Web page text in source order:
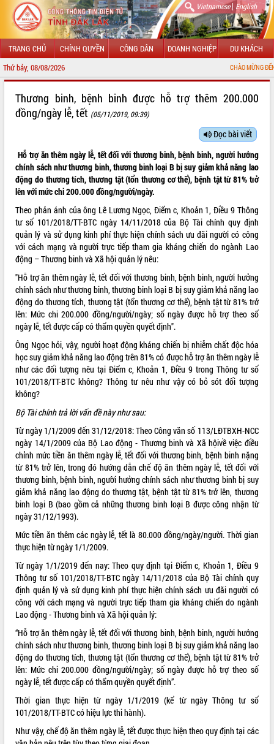
Vietnamese| English
TRANG CHỦ CHÍNH QUYỀN CÔNG DÂN DOANH NGHIỆP DU KHÁCH
Thứ bảy, 08/08/2026 CHÀO MỪNG ĐẾN VỚI
LÃNH ĐẠO UBND TỈNH
SỞ, BAN, NGÀNH
UBND CÁC XÃ, PHƯỜNG
THÔNG TIN CHỈ ĐẠO ĐIỀU HÀNH
HỆ THỐNG VĂN BẢN
VĂN BẢN HĐND TỈNH
ĐIỂM TIN VĂN BẢN
QUY HOẠCH - KẾ HOẠCH
QUẢNG CÁO
Thương binh, bệnh binh được hỗ trợ thêm 200.000
đồng/ngày lễ, tết (05/11/2019, 09:39)
Đọc bài viết
Hỗ trợ ăn thêm ngày lễ, tết đối với thương binh, bệnh binh, người hưởng
chính sách như thương binh, thương binh loại B bị suy giảm khả năng lao
động do thương tích, thương tật (tổn thương cơ thể), bệnh tật từ 81% trở
lên với mức chi 200.000 đồng/người/ngày.
Theo phản ánh của ông Lê Lương Ngọc, Điểm c, Khoản 1, Điều 9 Thông
tư số 101/2018/TT-BTC ngày 14/11/2018 của Bộ Tài chính quy định
quản lý và sử dụng kinh phí thực hiện chính sách ưu đãi người có công
với cách mạng và người trực tiếp tham gia kháng chiến do ngành Lao
động – Thương binh và Xã hội quản lý nêu:
"Hỗ trợ ăn thêm ngày lễ, tết đối với thương binh, bệnh binh, người hưởng
chính sách như thương binh, thương binh loại B bị suy giảm khả năng lao
động do thương tích, thương tật (tổn thương cơ thể), bệnh tật từ 81% trở
lên: Mức chi 200.000 đồng/người/ngày; số ngày được hỗ trợ theo số
ngày lễ, tết được cấp có thẩm quyền quyết định".
Ông Ngọc hỏi, vậy, người hoạt động kháng chiến bị nhiễm chất độc hóa
học suy giảm khả năng lao động trên 81% có được hỗ trợ ăn thêm ngày lễ
như các đối tượng nêu tại Điểm c, Khoản 1, Điều 9 trong Thông tư số
101/2018/TT-BTC không? Thông tư nêu như vậy có bỏ sót đối tượng
không?
Bộ Tài chính trả lời vấn đề này như sau:
Từ ngày 1/1/2009 đến 31/12/2018: Theo Công văn số 113/LĐTBXH-NCC
ngày 14/1/2009 của Bộ Lao động - Thương binh và Xã hộivề việc điều
chỉnh mức tiền ăn thêm ngày lễ, tết đối với thương binh, bệnh binh nặng
từ 81% trở lên, trong đó hướng dẫn chế độ ăn thêm ngày lễ, tết đối với
thương binh, bệnh binh, người hưởng chính sách như thương binh bị suy
giảm khả năng lao động do thương tật, bệnh tật từ 81% trở lên, thương
binh loại B (bao gồm cả những thương binh loại B được công nhận từ
ngày 31/12/1993).
Mức tiền ăn thêm các ngày lễ, tết là 80.000 đồng/ngày/người. Thời gian
thực hiện từ ngày 1/1/2009.
Từ ngày 1/1/2019 đến nay: Theo quy định tại Điểm c, Khoản 1, Điều 9
Thông tư số 101/2018/TT-BTC ngày 14/11/2018 của Bộ Tài chính quy
định quản lý và sử dụng kinh phí thực hiện chính sách ưu đãi người có
công với cách mạng và người trực tiếp tham gia kháng chiến do ngành
Lao động - Thương binh và Xã hội quản lý:
“Hỗ trợ ăn thêm ngày lễ, tết đối với thương binh, bệnh binh, người hưởng
chính sách như thương binh, thương binh loại B bị suy giảm khả năng lao
động do thương tích, thương tật (tổn thương cơ thể), bệnh tật từ 81% trở
lên: Mức chi 200.000 đồng/người/ngày; số ngày được hỗ trợ theo số
ngày lễ, tết được cấp có thẩm quyền quyết định”.
Thời gian thực hiện từ ngày 1/1/2019 (kể từ ngày Thông tư số
101/2018/TT-BTC có hiệu lực thi hành).
Như vậy, chế độ ăn thêm ngày lễ, tết được thực hiện theo quy định tại các